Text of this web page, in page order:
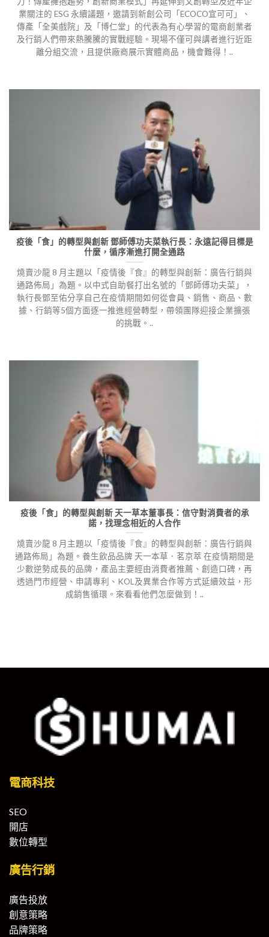
業關注的 ESG 永續議題，邀請到新創公司「ECOCO宜可可」、
傳產「全美戲院」及「博仁堂」的代表為有心學習的電商創業者
及行銷人們帶來熱騰騰的實戰經驗。現場不僅可與講者進行近距
離分組交流，且提供廠商展示實體商品，機會難得！..
疫後「食」的轉型與創新 鄧師傅功夫菜執行長：永遠記得目標是
什麼，循序漸進打開全通路
燒賣沙龍 8 月主題以「疫情後『食』的轉型與創新：廣告行銷與
通路佈局」為題。以中式自助餐打出名號的「鄧師傅功夫菜」，
執行長鄧至佑分享自己在疫情期間如何從會員、銷售、商品、數
據、行銷等5個方面逐一推進經營轉型，帶領團隊迎接企業擴張
的挑戰。..
疫後「食」的轉型與創新 天一草本董事長：信守對消費者的承
諾，找理念相近的人合作
燒賣沙龍 8 月主題以「疫情後『食』的轉型與創新：廣告行銷與
通路佈局」為題。養生飲品品牌 天一本草．茗京萃 在疫情期間是
少數逆勢成長的品牌，產品主要經由消費者推薦、創造口碑，再
透過門市經營、申請專利、KOL及異業合作等方式延續效益，形
成銷售循環。來看看他們怎麼做到！..
電商科技
SEO
開店
數位轉型
廣告行銷
廣告投放
創意策略
品牌策略